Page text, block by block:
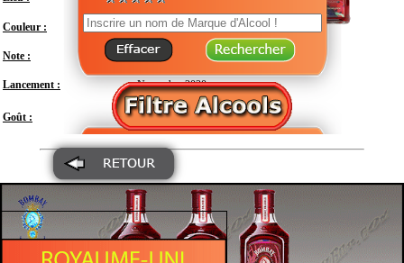
Laverstoke
Couleur :
Note : En attente de test
Lancement : Novembre 2020
Goût : Modéré